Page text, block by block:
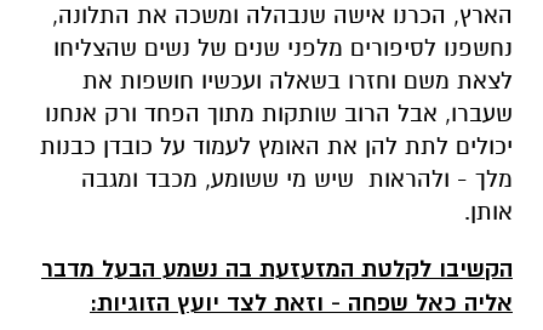
הארץ, הכרנו אישה שנבהלה ומשכה את התלונה,
נחשפנו לסיפורים מלפני שנים של נשים שהצליחו
לצאת משם וחזרו בשאלה ועכשיו חושפות את
שעברו, אבל הרוב שותקות מתוך הפחד ורק אנחנו
יכולים לתת להן את האומץ לעמוד על כובדן כבנות
מלך - ולהראות שיש מי ששומע, מכבד ומגבה
אותן.
הקשיבו לקלטת המזעזעת בה נשמע הבעל מדבר
אליה כאל שפחה - וזאת לצד יועץ הזוגיות: